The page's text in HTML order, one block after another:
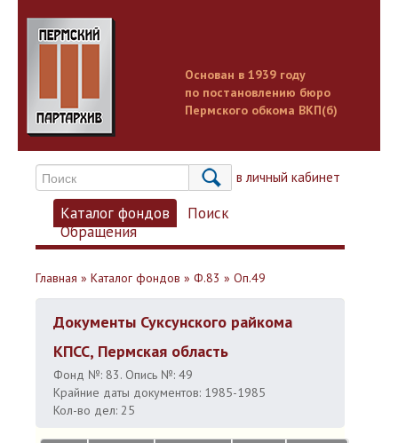
Основан в 1939 году
по постановлению бюро
Пермского обкома ВКП(б)
Вход в личный кабинет
Каталог фондов
Поиск
Обращения
Главная » Каталог фондов » Ф.83 » Оп.49
Документы Суксунского райкома
КПСС, Пермская область
Фонд №: 83. Опись №: 49
Крайние даты документов: 1985-1985
Кол-во дел: 25